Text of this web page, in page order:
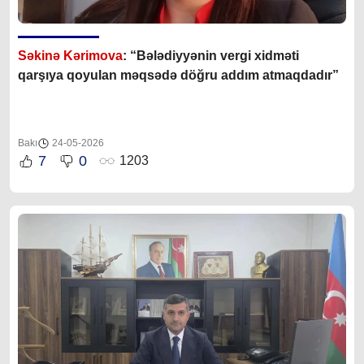
Səkinə Kərimova: “Bələdiyyənin vergi xidməti
qarşıya qoyulan məqsədə döğru addım atmaqdadır”
Bakı 24-05-2026
7 0 1203